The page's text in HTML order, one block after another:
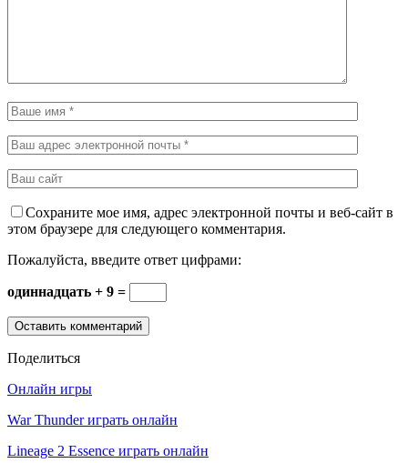
Сохраните мое имя, адрес электронной почты и веб-сайт в
этом браузере для следующего комментария.
Пожалуйста, введите ответ цифрами:
одиннадцать + 9 =
Поделиться
Онлайн игры
War Thunder играть онлайн
Lineage 2 Essence играть онлайн